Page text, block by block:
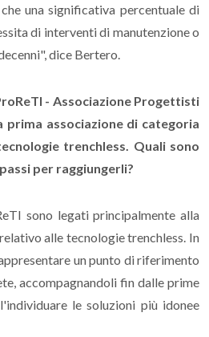
una significativa percentuale di
di interventi di manutenzione o
dice Bertero.
- Associazione Progettisti
prima associazione di categoria
trenchless. Quali sono
per raggiungerli?
sono legati principalmente alla
alle tecnologie trenchless. In
un punto di riferimento
accompagnandoli fin dalle prime
le soluzioni più idonee